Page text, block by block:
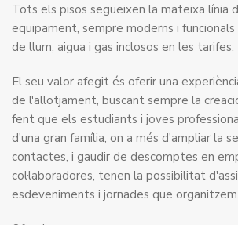
Tots els pisos segueixen la mateixa línia
equipament, sempre moderns i
de llum, aigua i gas inclosos en les tarifes.
El seu valor afegit és oferir una
de l'allotjament, buscant sempre la
fent que els estudiants i joves
d'una gran família, on a més d'ampliar la
contactes, i gaudir de descomptes en
col·laboradores, tenen la possibilitat
esdeveniments i jornades que organitzem.